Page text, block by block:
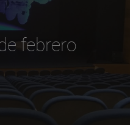
febrero